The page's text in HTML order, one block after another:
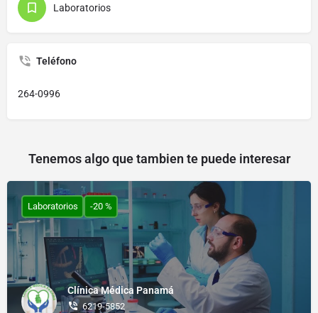
Laboratorios
Teléfono
264-0996
Tenemos algo que tambien te puede interesar
Clínica Médica Panamá
6219-5852
Laboratorios -20 %